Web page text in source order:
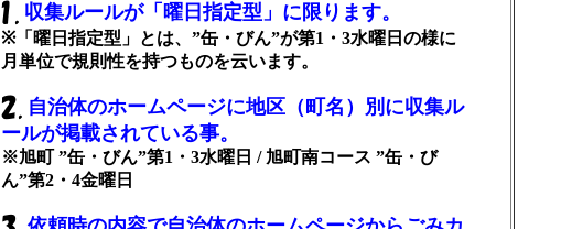
収集ルールが「曜日指定型」に限ります。
※「曜日指定型」とは、”缶・びん”が第1・3水曜日の様に
月単位で規則性を持つものを云います。
自治体のホームページに地区（町名）別に収集ル
ールが掲載されている事。
※旭町 ”缶・びん”第1・3水曜日 / 旭町南コース ”缶・び
ん”第2・4金曜日